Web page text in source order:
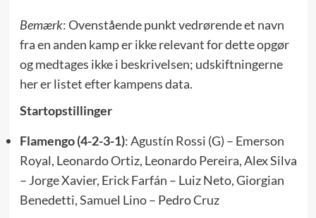
Bemærk: Ovenstående punkt vedrørende et navn
fra en anden kamp er ikke relevant for dette opgør
og medtages ikke i beskrivelsen; udskiftningerne
her er listet efter kampens data.
Startopstillinger
Flamengo (4-2-3-1): Agustín Rossi (G) – Emerson
Royal, Leonardo Ortiz, Leonardo Pereira, Alex Silva
– Jorge Xavier, Erick Farfán – Luiz Neto, Giorgian
Benedetti, Samuel Lino – Pedro Cruz